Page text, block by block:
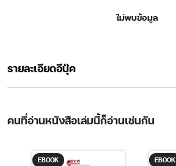
ไม่พบข้อมูล
รายละเอียดอีบุ๊ค
คนที่อ่านหนังสือเล่มนี้ก็อ่านเช่นกัน
EBOOK EBOOK